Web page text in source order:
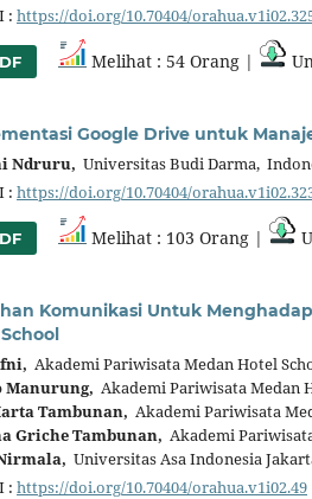
: https://doi.org/10.70404/
Melihat : 54 Orang |
Google Drive untuk
Ndruru, Universitas Budi Darma,
: https://doi.org/10.70404/
Melihat : 103 Orang |
Komunikasi Untuk
Akademi Pariwisata Medan Hotel
Manurung, Akademi Pariwisata Medan
Tambunan, Akademi Pariwisata
Griche Tambunan, Akademi
Universitas Asa Indonesia
: https://doi.org/10.70404/orahua.v1i02.49